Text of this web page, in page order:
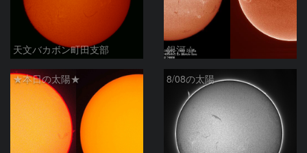
天文バカボン町田支部 銀河☆
★本日の太陽★ 8/08の太陽